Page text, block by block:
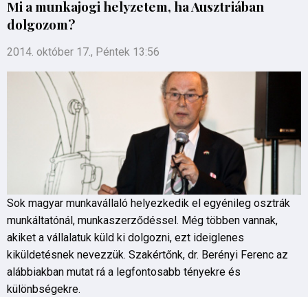
Mi a munkajogi helyzetem, ha Ausztriában
dolgozom?
2014. október 17., Péntek 13:56
Sok magyar munkavállaló helyezkedik el egyénileg osztrák
munkáltatónál, munkaszerződéssel. Még többen vannak,
akiket a vállalatuk küld ki dolgozni, ezt ideiglenes
kiküldetésnek nevezzük. Szakértőnk, dr. Berényi Ferenc az
alábbiakban mutat rá a legfontosabb tényekre és
különbségekre.